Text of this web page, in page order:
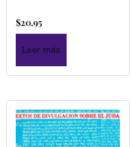
$20.95
Leer más